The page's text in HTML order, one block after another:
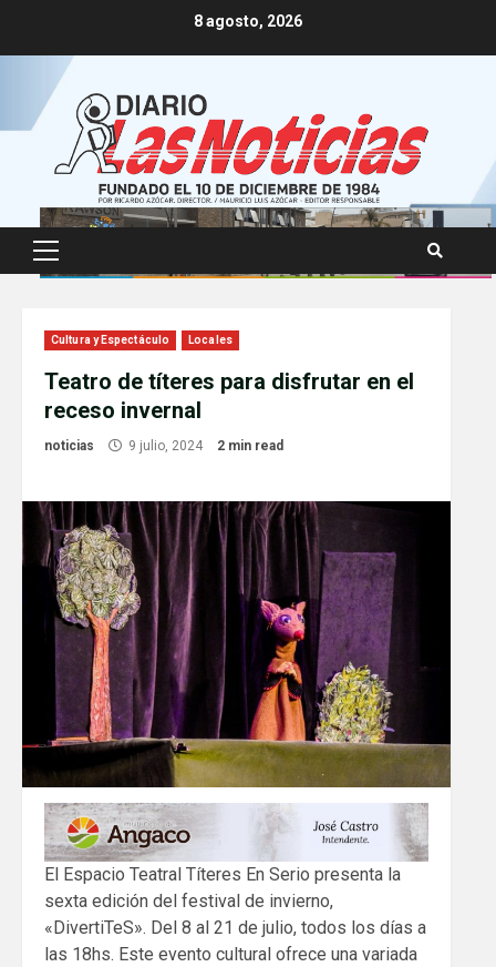
8 agosto, 2026
Primary
Menu
Cultura y Espectáculo Locales
Teatro de títeres para disfrutar en el
receso invernal
noticias 9 julio, 2024 2 min read
El Espacio Teatral Títeres En Serio presenta la
sexta edición del festival de invierno,
«DivertiTeS». Del 8 al 21 de julio, todos los días a
las 18hs. Este evento cultural ofrece una variada